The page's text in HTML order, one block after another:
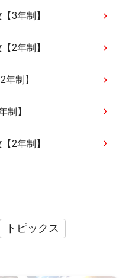
3年制】
2年制】
制】
制】
2年制】
トピックス